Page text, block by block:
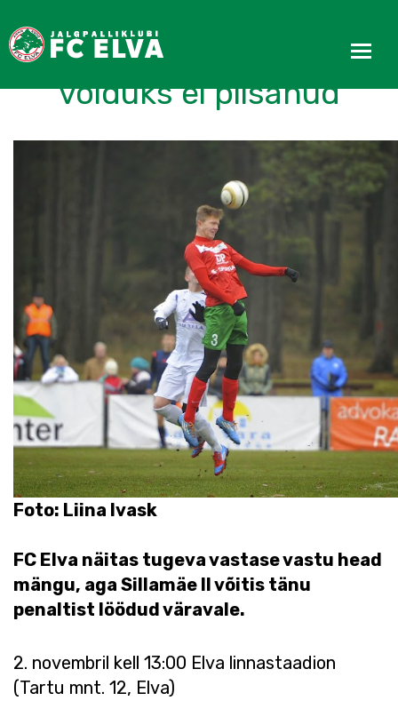
FC Elva heast mängust
võiduks ei piisanud
Foto: Liina Ivask
FC Elva näitas tugeva vastase vastu head
mängu, aga Sillamäe II võitis tänu
penaltist löödud väravale.
2. novembril kell 13:00 Elva linnastaadion
(Tartu mnt. 12, Elva)